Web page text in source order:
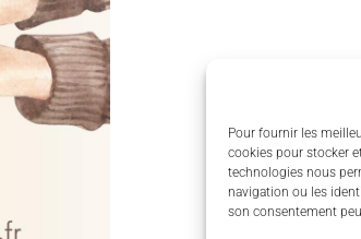
Pour fournir les
cookies pour stocker
technologies nous
navigation ou les
son consentement